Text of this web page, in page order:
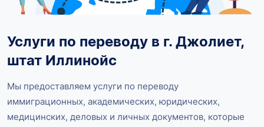
Услуги по переводу в г. Джолиет,
штат Иллинойс
Мы предоставляем услуги по переводу
иммиграционных, академических, юридических,
медицинских, деловых и личных документов, которые